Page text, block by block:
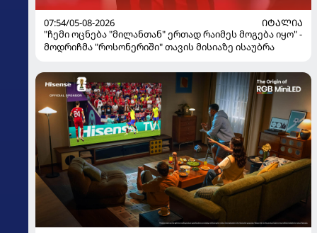
07:54/05-08-2026
ᲘᲢᲐᲚᲘᲐ
"ჩემი ოცნება "მილანთან" ერთად რაიმეს მოგება იყო" -
მოდრიჩმა "როსონერიში" თავის მისიაზე ისაუბრა